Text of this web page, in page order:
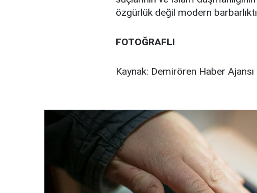
özgürlük değil modern
FOTOĞRAFLI
Kaynak: Demirören Haber Ajansı